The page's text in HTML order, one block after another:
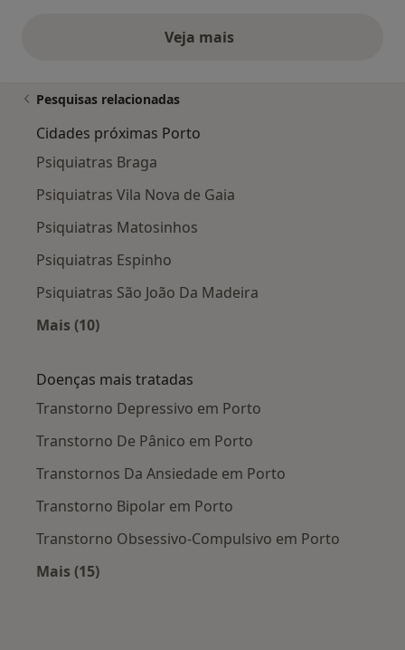
Veja maisopiniões acima
Pesquisas relacionadas
Cidades próximas Porto
Psiquiatras Braga
Psiquiatras Vila Nova de Gaia
Psiquiatras Matosinhos
Psiquiatras Espinho
Psiquiatras São João Da Madeira
Mais (10)
Doenças mais tratadas
Transtorno Depressivo em Porto
Transtorno De Pânico em Porto
Transtornos Da Ansiedade em Porto
Transtorno Bipolar em Porto
Transtorno Obsessivo-Compulsivo em Porto
Mais (15)